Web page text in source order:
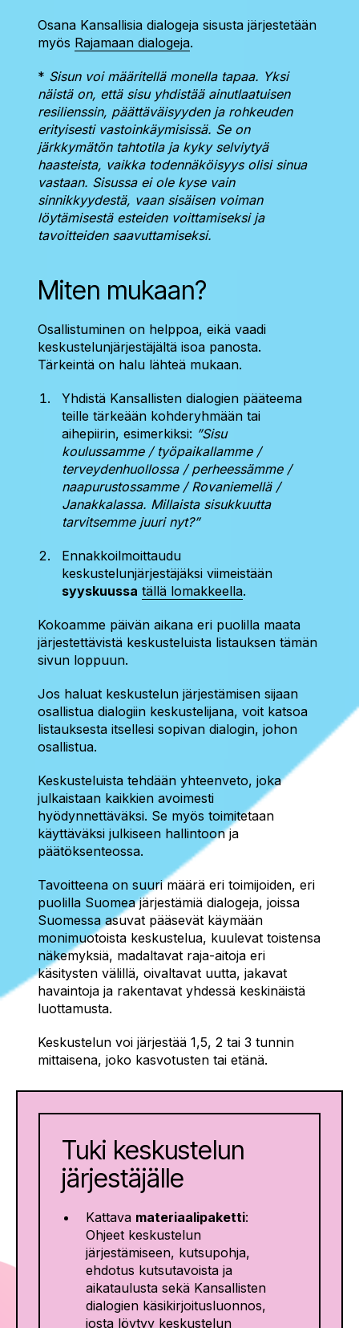
Osana Kansallisia dialogeja sisusta järjestetään
myös Rajamaan dialogeja.
* Sisun voi määritellä monella tapaa. Yksi
näistä on, että sisu yhdistää ainutlaatuisen
resilienssin, päättäväisyyden ja rohkeuden
erityisesti vastoinkäymisissä. Se on
järkkymätön tahtotila ja kyky selviytyä
haasteista, vaikka todennäköisyys olisi sinua
vastaan. Sisussa ei ole kyse vain
sinnikkyydestä, vaan sisäisen voiman
löytämisestä esteiden voittamiseksi ja
tavoitteiden saavuttamiseksi.
Miten mukaan?
Osallistuminen on helppoa, eikä vaadi
keskustelunjärjestäjältä isoa panosta.
Tärkeintä on halu lähteä mukaan.
Yhdistä Kansallisten dialogien pääteema
teille tärkeään kohderyhmään tai
aihepiirin, esimerkiksi: ”Sisu
koulussamme / työpaikallamme /
terveydenhuollossa / perheessämme /
naapurustossamme / Rovaniemellä /
Janakkalassa. Millaista sisukkuutta
tarvitsemme juuri nyt?”
Ennakkoilmoittaudu
keskustelunjärjestäjäksi viimeistään
syyskuussa tällä lomakkeella.
Kokoamme päivän aikana eri puolilla maata
järjestettävistä keskusteluista listauksen tämän
sivun loppuun.
Jos haluat keskustelun järjestämisen sijaan
osallistua dialogiin keskustelijana, voit katsoa
listauksesta itsellesi sopivan dialogin, johon
osallistua.
Keskusteluista tehdään yhteenveto, joka
julkaistaan kaikkien avoimesti
hyödynnettäväksi. Se myös toimitetaan
käyttäväksi julkiseen hallintoon ja
päätöksenteossa.
Tavoitteena on suuri määrä eri toimijoiden, eri
puolilla Suomea järjestämiä dialogeja, joissa
Suomessa asuvat pääsevät käymään
monimuotoista keskustelua, kuulevat toistensa
näkemyksiä, madaltavat raja-aitoja eri
käsitysten välillä, oivaltavat uutta, jakavat
havaintoja ja rakentavat yhdessä keskinäistä
luottamusta.
Keskustelun voi järjestää 1,5, 2 tai 3 tunnin
mittaisena, joko kasvotusten tai etänä.
Tuki keskustelun
järjestäjälle
Kattava materiaalipaketti:
Ohjeet keskustelun
järjestämiseen, kutsupohja,
ehdotus kutsutavoista ja
aikataulusta sekä Kansallisten
dialogien käsikirjoitusluonnos,
josta löytyy keskustelun